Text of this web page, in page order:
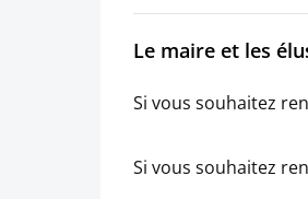
Le maire et les
Si vous souhaitez
Si vous souhaitez